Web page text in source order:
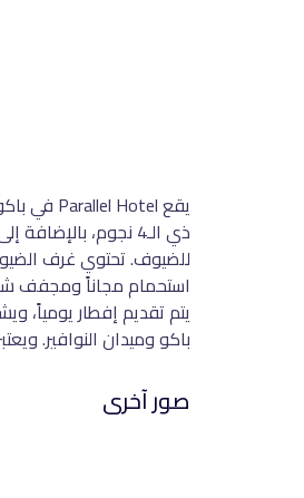
ذي الـ4 نجوم،
للضيوف. تحتوي غرف
باكو وميدان النوافير.
صور آخرى